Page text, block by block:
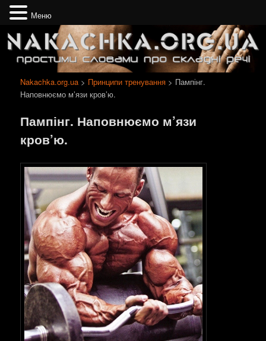
Nakachka.org.ua
Простими словами про складні речі
Nakachka.org.ua > Принципи тренування > Пампінг.
Наповнюємо м’язи кров’ю.
Пампінг. Наповнюємо м’язи
кров’ю.
Меню